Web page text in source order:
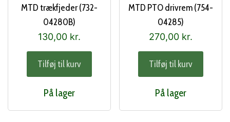
MTD trækfjeder (732-
04280B)
130,00 kr.
Tilføj til kurv
På lager
MTD PTO drivrem (754-
04285)
270,00 kr.
Tilføj til kurv
På lager